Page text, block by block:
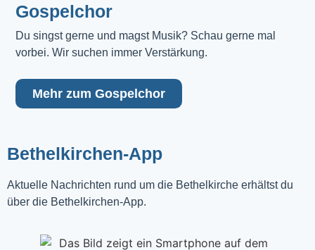
Gospelchor
Du singst gerne und magst Musik? Schau gerne mal
vorbei. Wir suchen immer Verstärkung.
Mehr zum Gospelchor
Bethelkirchen-App
Aktuelle Nachrichten rund um die Bethelkirche erhältst du
über die Bethelkirchen-App.